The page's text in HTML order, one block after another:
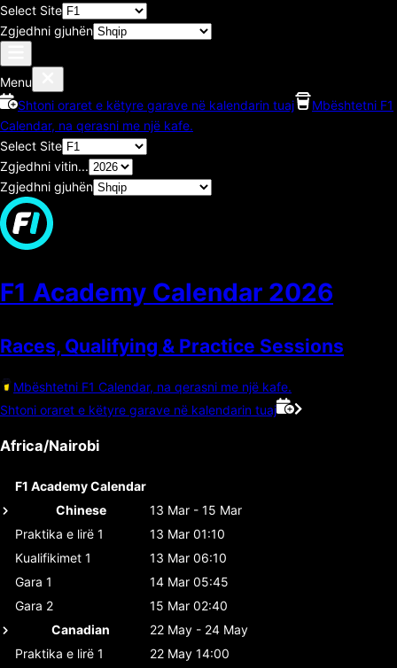
Select Site
Zgjedhni gjuhën
Menu
Shtoni oraret e këtyre garave në kalendarin tuaj
Mbështetni F1
Calendar, na qerasni me një kafe.
Select Site
Zgjedhni vitin...
Zgjedhni gjuhën
F1 Academy Calendar 2026
Races, Qualifying & Practice Sessions
Mbështetni F1 Calendar, na qerasni me një kafe.
Shtoni oraret e këtyre garave në kalendarin tuaj
Africa/Nairobi
F1 Academy Calendar
Chinese
13 Mar - 15 Mar
Praktika e lirë 1
13 Mar 01:10
Kualifikimet 1
13 Mar 06:10
Gara 1
14 Mar 05:45
Gara 2
15 Mar 02:40
Canadian
22 May - 24 May
Praktika e lirë 1
22 May 14:00